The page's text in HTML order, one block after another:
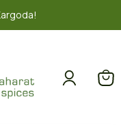
TL ve üzeri ÜCRETSİZ